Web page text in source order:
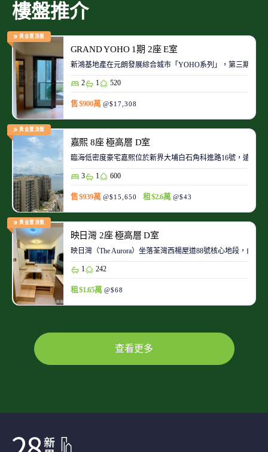
樓盤推介
黃金置頂盤
GRAND YOHO 1期 2座 E室
2 1 520
售 $900萬 @$17,308
黃金置頂盤
嘉熙 8座 極高層 D室
臨海低密度豪宅嘉熙位於新界大埔白石角科進路16號，遠離
3 1 600
售 $939萬 @$15,650 租 $2.6萬 @$43
黃金置頂盤
映日灣 2座 極高層 D室
映日灣（The Aurora）坐落荃灣西楊屋道88號核心地段，由
1 242
租 $1.65萬 @$68
查看更多